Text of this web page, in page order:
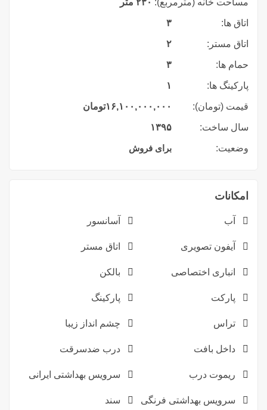
مساحت خانه (مترمربع): ۲۳۰ متر
اتاق ها: ۳
اتاق مستر: ۲
حمام ها: ۳
پارکینگ ها: ۱
قیمت (تومان): ۱۶,۱۰۰,۰۰۰,۰۰۰تومان
سال ساخت: ۱۳۹۵
وضعیت: برای فروش
امکانات
آب آسانسور
آیفون تصویری اتاق مستر
انباری اختصاصی بالکن
پارکت پارکینگ
تراس چشم انداز زیبا
داخل بافت درب ضدسرقت
ریموت درب سرویس بهداشتی ایرانی
سرویس بهداشتی فرنگی سند